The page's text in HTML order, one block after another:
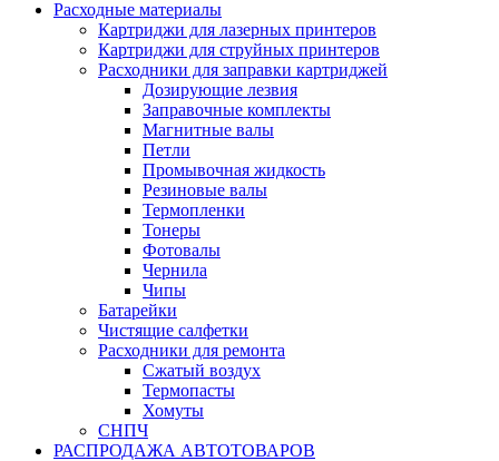
Расходные материалы
Картриджи для лазерных принтеров
Картриджи для струйных принтеров
Расходники для заправки картриджей
Дозирующие лезвия
Заправочные комплекты
Магнитные валы
Петли
Промывочная жидкость
Резиновые валы
Термопленки
Тонеры
Фотовалы
Чернила
Чипы
Батарейки
Чистящие салфетки
Расходники для ремонта
Сжатый воздух
Термопасты
Хомуты
СНПЧ
РАСПРОДАЖА АВТОТОВАРОВ